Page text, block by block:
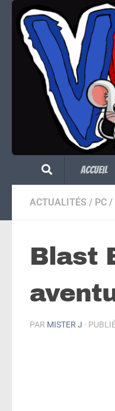
Skip to content
Accueil
ACTUALITÉS / PC /
Blast
PAR MISTER J ·